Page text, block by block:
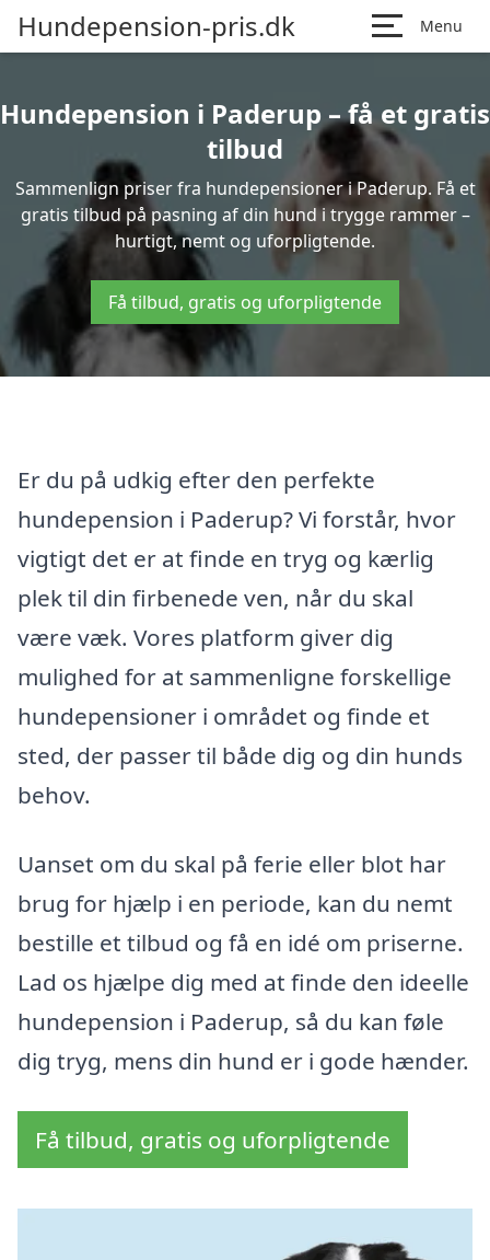
Hundepension-pris.dk Menu
Hundepension i Paderup – få et gratis
tilbud
Sammenlign priser fra hundepensioner i Paderup. Få et
gratis tilbud på pasning af din hund i trygge rammer –
hurtigt, nemt og uforpligtende.
Få tilbud, gratis og uforpligtende
Er du på udkig efter den perfekte
hundepension i Paderup? Vi forstår, hvor
vigtigt det er at finde en tryg og kærlig
plek til din firbenede ven, når du skal
være væk. Vores platform giver dig
mulighed for at sammenligne forskellige
hundepensioner i området og finde et
sted, der passer til både dig og din hunds
behov.
Uanset om du skal på ferie eller blot har
brug for hjælp i en periode, kan du nemt
bestille et tilbud og få en idé om priserne.
Lad os hjælpe dig med at finde den ideelle
hundepension i Paderup, så du kan føle
dig tryg, mens din hund er i gode hænder.
Få tilbud, gratis og uforpligtende